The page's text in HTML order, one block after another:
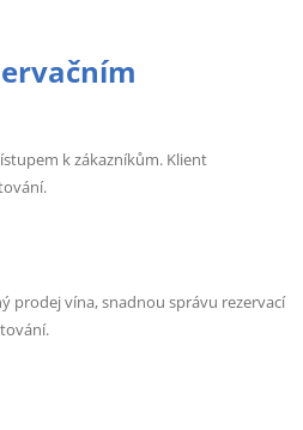
k zákazníkům. Klient
prodej vína, snadnou správu rezervací